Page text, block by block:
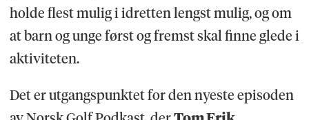
holde flest mulig i idretten lengst mulig, og om
at barn og unge først og fremst skal finne glede i
aktiviteten.
Det er utgangspunktet for den nyeste episoden